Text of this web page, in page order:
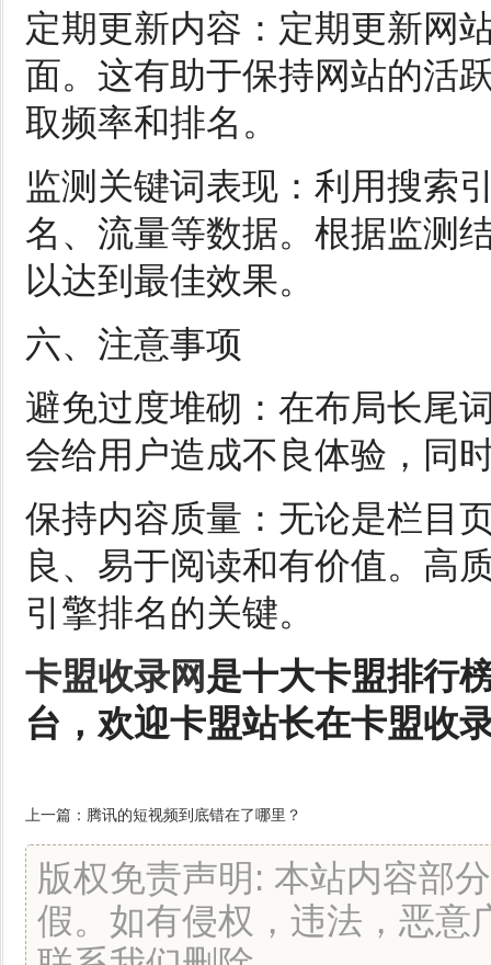
定期更新内容：定期更新网
面。这有助于保持网站的活
取频率和排名。
监测关键词表现：利用搜索
名、流量等数据。根据监测
以达到最佳效果。
六、注意事项
避免过度堆砌：在布局长尾
会给用户造成不良体验，同
保持内容质量：无论是栏目
良、易于阅读和有价值。高
引擎排名的关键。
卡盟收录网是十大卡盟排行
台，欢迎卡盟站长在卡盟收
上一篇： 腾讯的短视频到底错在了哪里？
版权免责声明: 本站内容部
假。如有侵权，违法，恶意